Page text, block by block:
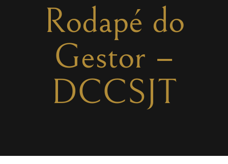
Rodapé do
Gestor –
DCCSJT